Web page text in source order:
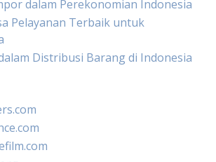
dalam Perekonomian Indonesia
Pelayanan Terbaik untuk
Distribusi Barang di Indonesia